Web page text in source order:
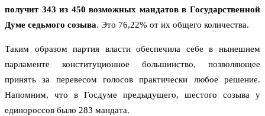
получит 343 из 450 возможных мандатов в Государственной
Думе седьмого созыва. Это 76,22% от их общего количества.
Таким образом партия власти обеспечила себе в нынешнем
парламенте конституционное большинство, позволяющее
принять за перевесом голосов практически любое решение.
Напомним, что в Госдуме предыдущего, шестого созыва у
единороссов было 283 мандата.